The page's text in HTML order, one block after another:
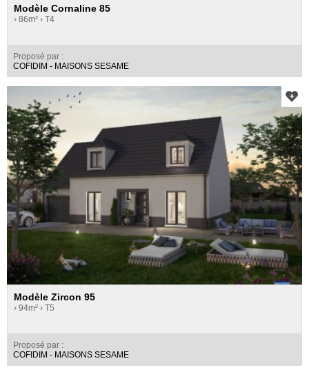
Modèle Cornaline 85
› 86m² › T4
Proposé par :
COFIDIM - MAISONS SESAME
Modèle Zircon 95
› 94m² › T5
Proposé par :
COFIDIM - MAISONS SESAME